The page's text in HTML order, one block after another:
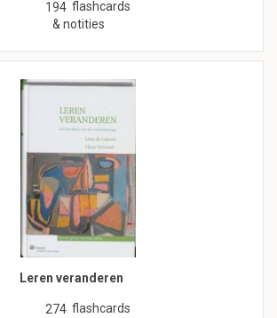
194 flashcards
& notities
Leren veranderen
274 flashcards